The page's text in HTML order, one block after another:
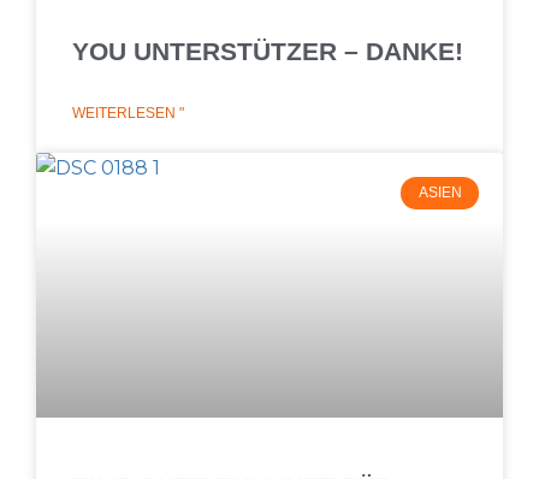
YOU UNTERSTÜTZER – DANKE!
WEITERLESEN "
ASIEN